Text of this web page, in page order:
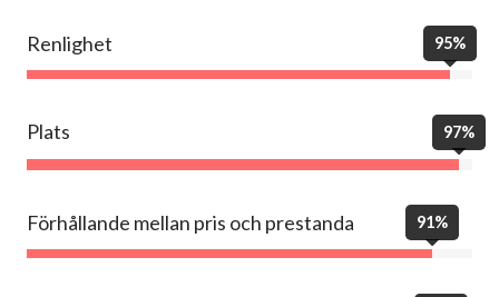
Renlighet 95%
Plats 97%
Förhållande mellan pris och prestanda 91%